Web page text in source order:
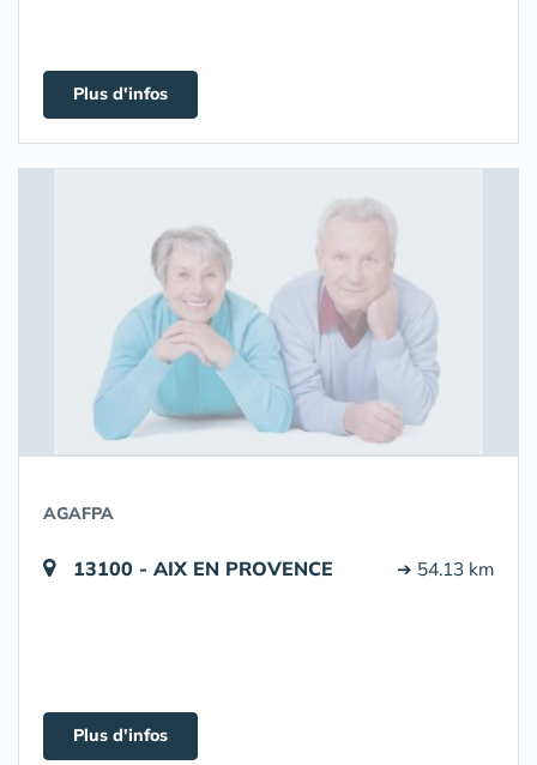
Plus d'infos
AGAFPA
13100 - AIX EN PROVENCE ➔ 54.13 km
Plus d'infos